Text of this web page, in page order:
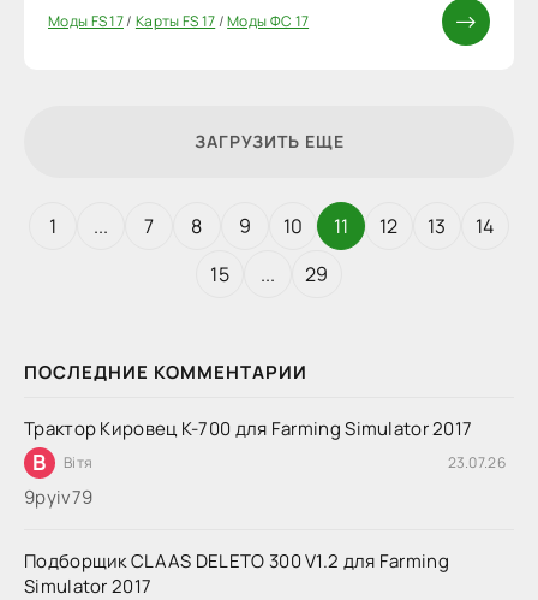
ПОСЛЕДНИЕ КОММЕНТАРИИ
Трактор Кировец К-700 для Farming Simulator 2017
В Вітя 23.07.26
9руіv79
Подборщик CLAAS DELETO 300 V1.2 для Farming
Simulator 2017
Моды FS 17/ Карты FS 17/Моды ФС 17
ЗАГРУЗИТЬ ЕЩЕ
1 ... 7 8 9 10 11 12 13
14
15
... 29